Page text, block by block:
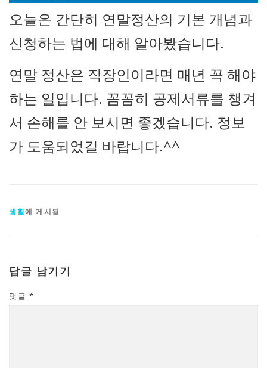
오늘은 간단히 연말정산의 기본 개념과
신청하는 법에 대해 알아봤습니다.
연말 정산은 직장인이라면 매년 꼭 해야
하는 일입니다. 꼼꼼히 공제서류를 챙겨
서 손해를 안 보시면 좋겠습니다. 정보
가 도움되었길 바랍니다.^^
생활에 게시됨
답글 남기기
댓글 *